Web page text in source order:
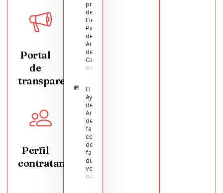
Portal
de
transparencia
Perfil
contratante
pregonero
de las
Fiestas
Patronales
de
Argamasilla
de
Calatrava
04/08/2026
El
Ayuntamiento
de
Argamasilla
de Calatrava
facilita la
conciliación
de 200
familias
durante el
verano
04/08/2026